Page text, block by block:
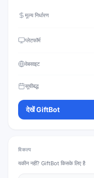
मूल्य निर्धारण
प्लेटफॉर्म
वेबसाइट
सूचीबद्ध
देखेंGiftBot
विकल्प
यकीन नहीं? GiftBot किसके लिए है